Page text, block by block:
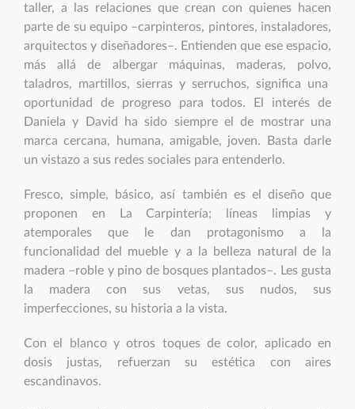
taller, a las relaciones que crean con quienes hacen
parte de su equipo –carpinteros, pintores, instaladores,
arquitectos y diseñadores–. Entienden que ese espacio,
más allá de albergar máquinas, maderas, polvo,
taladros, martillos, sierras y serruchos, significa una
oportunidad de progreso para todos. El interés de
Daniela y David ha sido siempre el de mostrar una
marca cercana, humana, amigable, joven. Basta darle
un vistazo a sus redes sociales para entenderlo.
Fresco, simple, básico, así también es el diseño que
proponen en La Carpintería; líneas limpias y
atemporales que le dan protagonismo a la
funcionalidad del mueble y a la belleza natural de la
madera –roble y pino de bosques plantados–. Les gusta
la madera con sus vetas, sus nudos, sus
imperfecciones, su historia a la vista.
Con el blanco y otros toques de color, aplicado en
dosis justas, refuerzan su estética con aires
escandinavos.